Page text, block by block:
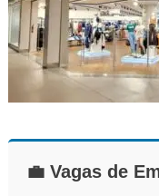
💼 Vagas de